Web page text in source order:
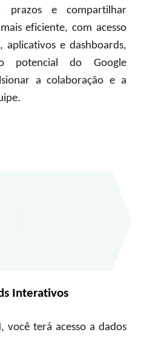
prazos e compartilhar
eficiente, com acesso
aplicativos e dashboards,
potencial do Google
a colaboração e a
Interativos
você terá acesso a dados